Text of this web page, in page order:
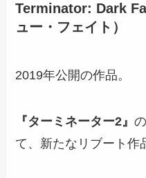
Terminator: Dark
ュー・フェイト）
2019年公開の作品。
『ターミネーター2』
て、新たなリブート作